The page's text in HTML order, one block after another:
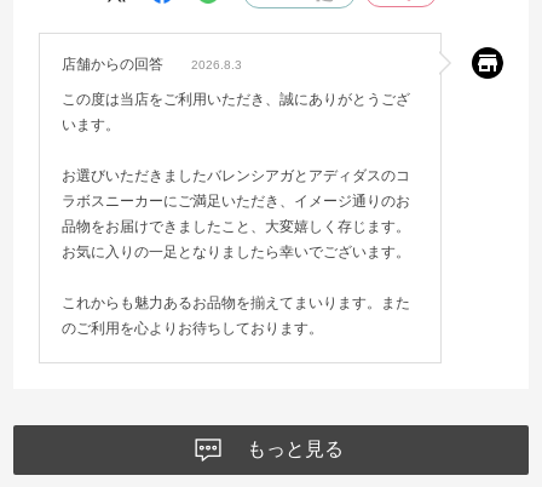
店舗からの回答 2026.8.3
この度は当店をご利用いただき、誠にありがとうござ
います。
お選びいただきましたバレンシアガとアディダスのコ
ラボスニーカーにご満足いただき、イメージ通りのお
品物をお届けできましたこと、大変嬉しく存じます。
お気に入りの一足となりましたら幸いでございます。
これからも魅力あるお品物を揃えてまいります。また
のご利用を心よりお待ちしております。
もっと見る